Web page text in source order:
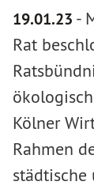
19.01.23 -
Rat
Kölner
Rahmen